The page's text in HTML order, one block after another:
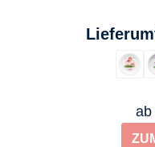
ab